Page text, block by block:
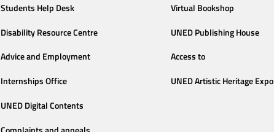
Students Help Desk
Disability Resource Centre
Advice and Employment
Internships Office
UNED Digital Contents
Virtual Bookshop
UNED Publishing House
Access to
UNED Artistic Heritage Expo